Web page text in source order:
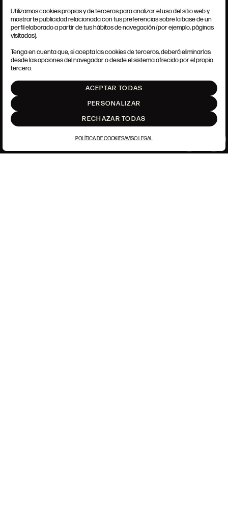
TÉRMINOS Y CONDICIONES
POLÍTICA DE COOKIES
AJUSTE DE COOKIES
Utilizamos cookies propias y de terceros para analizar el uso del sitio web y
mostrarte publicidad relacionada con tus preferencias sobre la base de un
perfil elaborado a partir de tus hábitos de navegación (por ejemplo, páginas
visitadas).
Tenga en cuenta que, si acepta las cookies de terceros, deberá eliminarlas
desde las opciones del navegador o desde el sistema ofrecido por el propio
tercero.
ACEPTAR TODAS
PERSONALIZAR
RECHAZAR TODAS
POLÍTICA DE COOKIESAVISO LEGAL